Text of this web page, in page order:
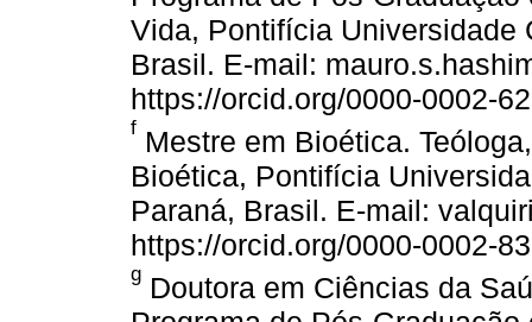
Vida, Pontifícia Universidade
Brasil. E-mail:
https://orcid.org/0000-0002-
f Mestre em Bioética.
Bioética, Pontifícia
Paraná, Brasil. E-mail:
https://orcid.org/0000-0002-
g Doutora em Ciências da